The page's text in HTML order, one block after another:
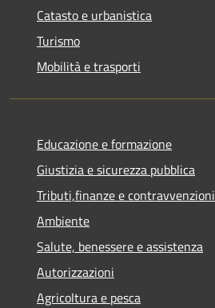
Catasto e urbanistica
Turismo
Mobilità e trasporti
Educazione e formazione
Giustizia e sicurezza pubblica
Tributi,finanze e contravvenzioni
Ambiente
Salute, benessere e assistenza
Autorizzazioni
Agricoltura e pesca